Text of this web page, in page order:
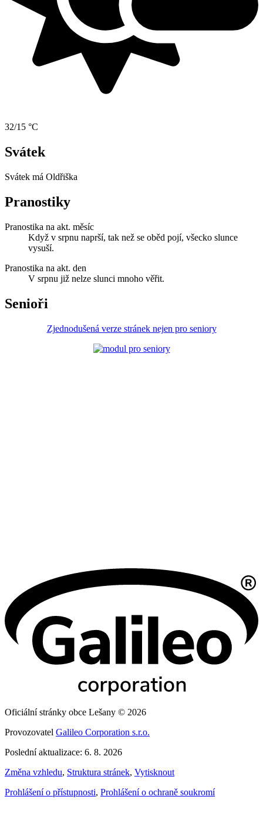
32/15 °C
Svátek
Svátek má Oldřiška
Pranostiky
Pranostika na akt. měsíc
Když v srpnu naprší, tak než se oběd pojí, všecko slunce
vysuší.
Pranostika na akt. den
V srpnu již nelze slunci mnoho věřit.
Senioři
Zjednodušená verze stránek nejen pro seniory
Oficiální stránky obce Lešany © 2026
Provozovatel Galileo Corporation s.r.o.
Poslední aktualizace: 6. 8. 2026
Změna vzhledu, Struktura stránek, Vytisknout
Prohlášení o přístupnosti, Prohlášení o ochraně soukromí